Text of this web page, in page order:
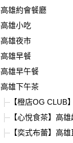
高雄約會餐廳
高雄小吃
高雄夜市
高雄早餐
高雄早午餐
高雄下午茶
【橙店OG
【心悅食茶】高
【奕式布蕾】高